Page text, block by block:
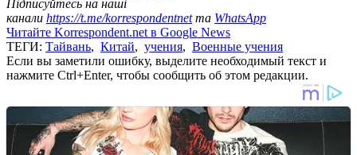
Підписуйтесь на наші
канали https://t.me/korrespondentnetта WhatsApp
Читайте Korrespondent.net в Google News
ТЕГИ: Тайвань, Китай, учения, Военные учения
Если вы заметили ошибку, выделите необходимый текст и
нажмите Ctrl+Enter, чтобы сообщить об этом редакции.